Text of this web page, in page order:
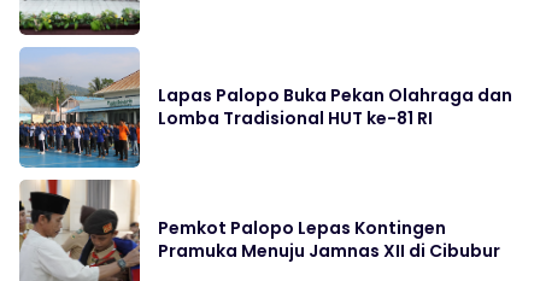
Lapas Palopo Buka Pekan Olahraga dan
Lomba Tradisional HUT ke-81 RI
Pemkot Palopo Lepas Kontingen
Pramuka Menuju Jamnas XII di Cibubur